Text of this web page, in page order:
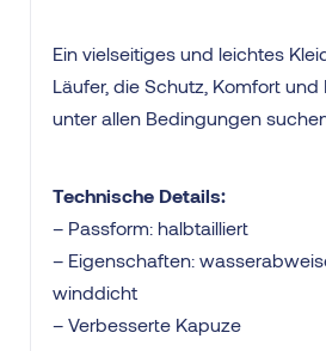
Ein vielseitiges und leichtes
Läufer, die Schutz, Komfort und
unter allen Bedingungen
Technische Details:
– Passform: halbtailliert
– Eigenschaften:
winddicht
– Verbesserte Kapuze